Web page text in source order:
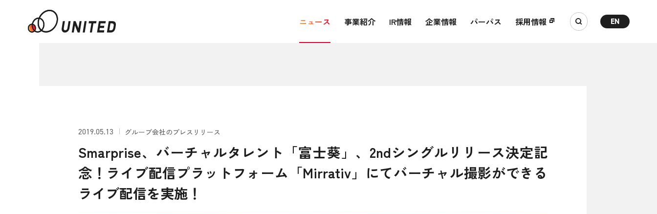
ニュース 事業紹介 IR情報 企業情報 パーパス 採用情報 EN
2019.05.13 グループ会社のプレスリリース
Smarprise、バーチャルタレント「富士葵」、2ndシングルリリース決定記
念！ライブ配信プラットフォーム「Mirrativ」にてバーチャル撮影ができる
ライブ配信を実施！